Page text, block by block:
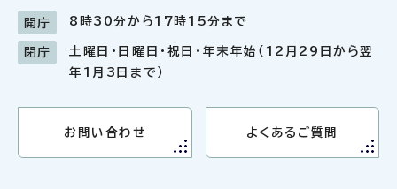
開庁 8時30分から17時15分まで
閉庁
土曜日・日曜日・祝日・年末年始（12月29日から翌
年1月3日まで）
お問い合わせ よくあるご質問